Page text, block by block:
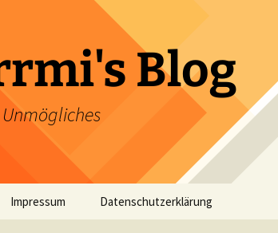
Blog
Impressum Datenschutzerklärung